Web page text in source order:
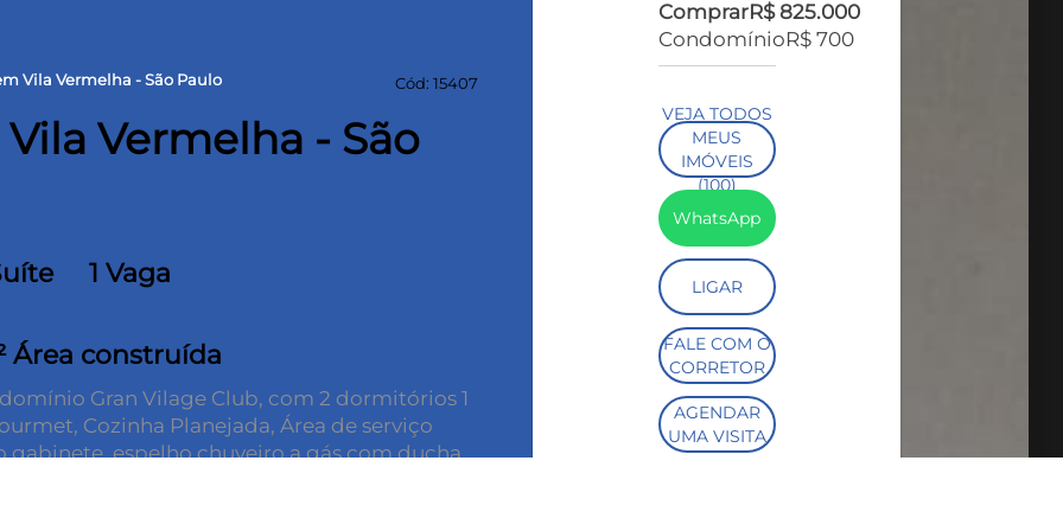
ComprarR$ 825.000
CondomínioR$ 700
VEJA TODOS
MEUS
IMÓVEIS
(100)
WhatsApp
LIGAR
FALE COM O
CORRETOR
AGENDAR
UMA VISITA
Vila Vermelha - São Paulo Cód: 15407
Vermelha - São
1 Vaga
Área construída
Gran Vilage Club, com 2 dormitórios 1
Cozinha Planejada, Área de serviço
gabinete, espelho chuveiro a gás com ducha